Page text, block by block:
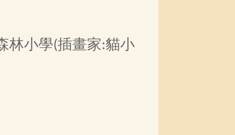
林小學(插畫家:貓小